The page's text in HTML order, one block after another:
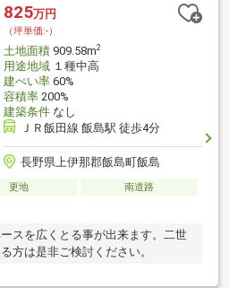
825万円
（坪単価:-）
土地面積909.58m2
用途地域１種中高
建ぺい率60%
容積率200%
建築条件なし
ＪＲ飯田線 飯島駅 徒歩4分
長野県上伊那郡飯島町飯島
更地
南道路
スを広くとる事が出来ます。二世
方は是非ご検討ください。